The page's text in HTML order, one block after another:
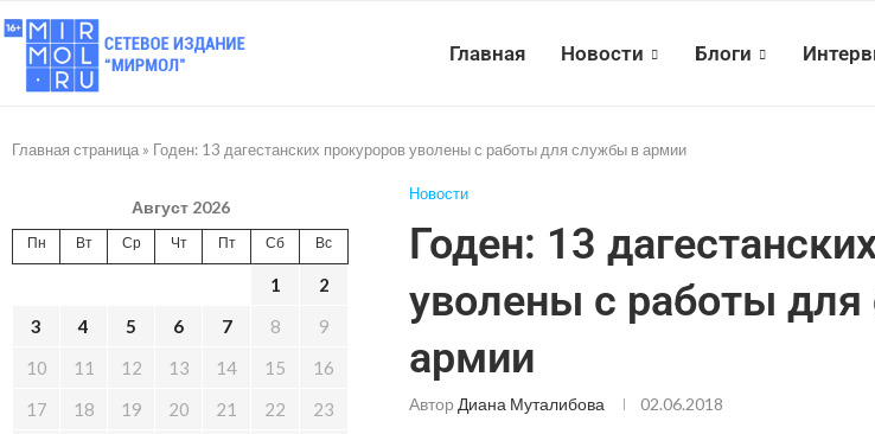
Главная Новости Блоги
Главная страница » Годен: 13 дагестанских прокуроров уволены с работы для службы в армии
Новости
Годен: 13
уволены с работы
армии
Автор Диана Муталибова 02.06.2018
Август 2026
Пн Вт Ср Чт Пт Сб Вс
1
2
3
4 5 6 7 8
9
10
11 12 13 14 15
16
17
18 19 20 21 22
23